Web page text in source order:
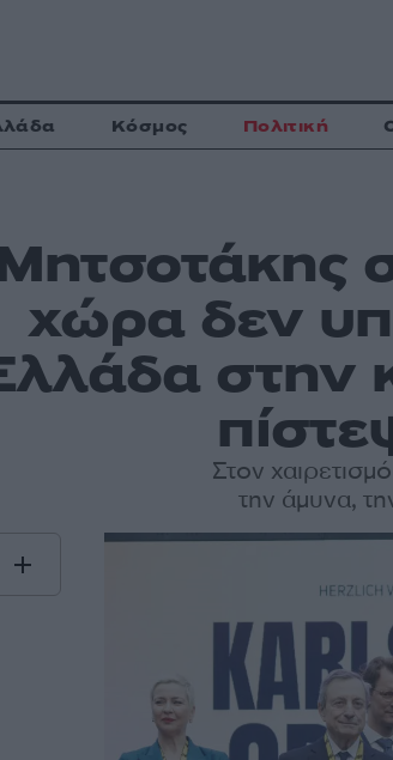
Κόσμος Πολιτική
χώρα δεν
στην
Στον
την άμυνα,